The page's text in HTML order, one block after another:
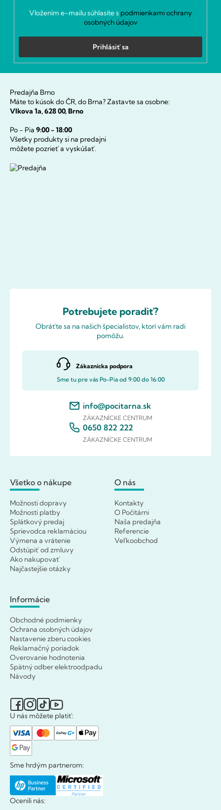
Vložením e-mailu súhlasíte s podmienkami ochrany
osobných údajov
Prihlásiť sa
Predajňa Brno
Máte to kúsok do ČR, do Brna? Zastavte sa osobne:
Vlkova 1a, 628 00, Brno
Po - Pia 9:00 - 18:00
Všetky produkty si na predajni
môžete pozrieť a vyskúšať.
Potrebujete poradiť?
Obráťte sa na našich špecialistov, ktorí vám radi
pomôžu.
Zákaznícka podpora
Sme tu pre vás Po-Pia od 9:00 do 16:00
info@pocitarna.sk
ZÁKAZNÍCKE CENTRUM
0650 822 222
ZÁKAZNÍCKE CENTRUM
Všetko o nákupe
Možnosti dopravy
Možnosti platby
Splátkový predaj
Sprievodca reklamáciou
Výmena a vrátenie
Odstúpiť od zmluvy
Ako nakupovať
Najčastejšie otázky
O nás
Kontakty
O Počítárni
Naša predajňa
Referencie
Veľkoobchod
Informácie
Obchodné podmienky
Ochrana osobných údajov
Nastavenie zberu cookies
Reklamačný poriadok
Overovanie hodnotenia
Spätný odber elektroodpadu
Návody
U nás môžete platiť:
Sme hrdým partnerom:
Ocenili nás: